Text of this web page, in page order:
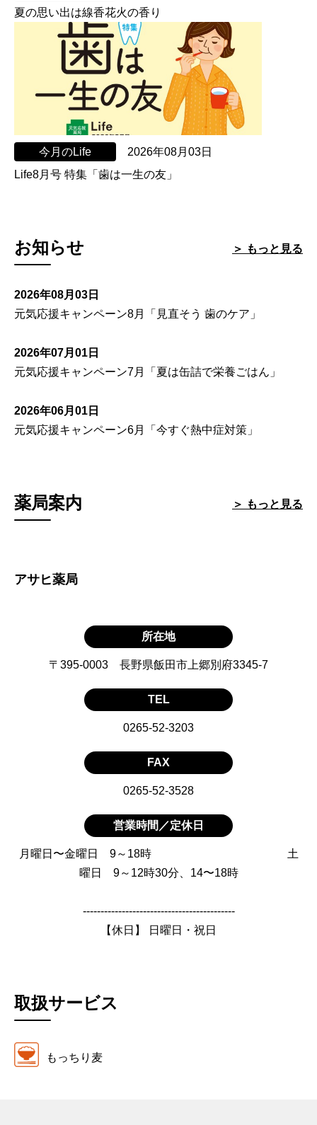
夏の思い出は線香花火の香り
今月のLife
2026年08月03日
Life8月号 特集「歯は一生の友」
お知らせ
2026年08月03日
元気応援キャンペーン8月「見直そう 歯のケア」
2026年07月01日
元気応援キャンペーン7月「夏は缶詰で栄養ごはん」
2026年06月01日
元気応援キャンペーン6月「今すぐ熱中症対策」
＞ もっと見る
薬局案内
アサヒ薬局
所在地
〒395-0003 長野県飯田市上郷別府3345-7
TEL
0265-52-3203
FAX
0265-52-3528
営業時間／定休日
月曜日〜金曜日 9～18時 土
曜日 9～12時30分、14〜18時
-------------------------------------------
【休日】 日曜日・祝日
＞ もっと見る
取扱サービス
もっちり麦